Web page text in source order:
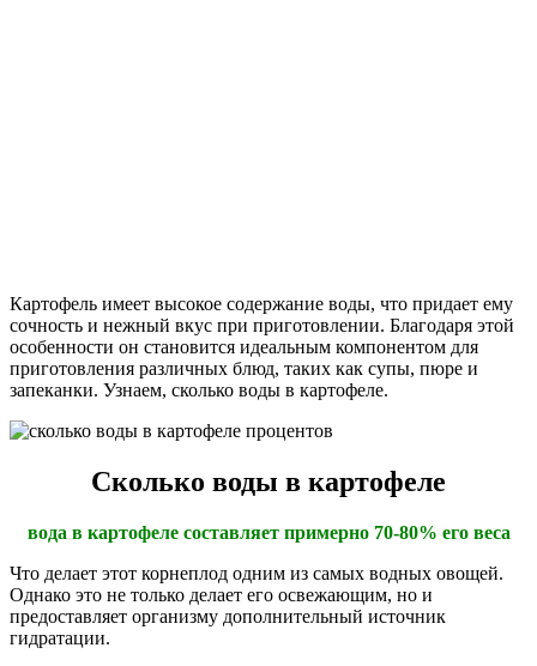
Картофель имеет высокое содержание воды, что придает ему
сочность и нежный вкус при приготовлении. Благодаря этой
особенности он становится идеальным компонентом для
приготовления различных блюд, таких как супы, пюре и
запеканки. Узнаем, сколько воды в картофеле.
Сколько воды в картофеле
вода в картофеле составляет примерно 70-80% его веса
Что делает этот корнеплод одним из самых водных овощей.
Однако это не только делает его освежающим, но и
предоставляет организму дополнительный источник
гидратации.